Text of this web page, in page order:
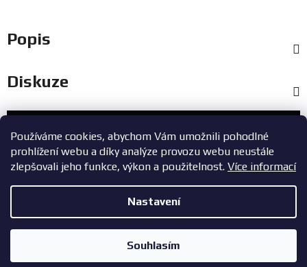
Používáme cookies, abychom Vám umožnili pohodlné
prohlížení webu a díky analýze provozu webu neustále
zlepšovali jeho funkce, výkon a použitelnost. Více informací
Nastavení
Souhlasím
Popis
Diskuze
Zákaznický servis
+420 603 785 748
Copyright 2026ZavodniAuta.cz. Všechna práva vyhrazena.|
Zásady ochrany osobních údajů